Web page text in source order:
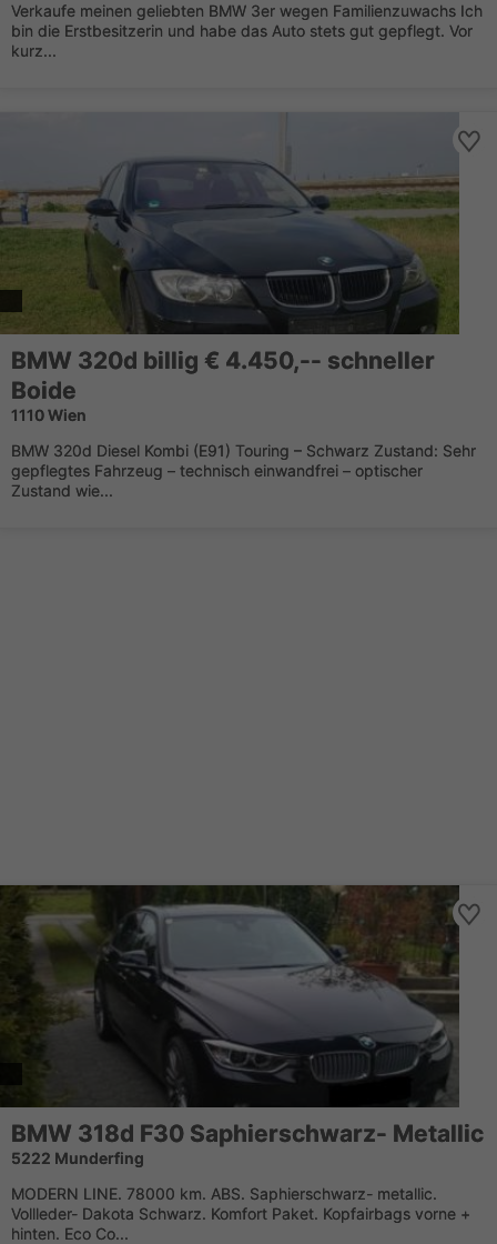
Verkaufe meinen geliebten BMW 3er wegen Familienzuwachs Ich
bin die Erstbesitzerin und habe das Auto stets gut gepflegt. Vor
kurz...
BMW 320d billig € 4.450,-- schneller
Boide
1110 Wien
BMW 320d Diesel Kombi (E91) Touring – Schwarz Zustand: Sehr
gepflegtes Fahrzeug – technisch einwandfrei – optischer
Zustand wie...
BMW 318d F30 Saphierschwarz- Metallic
5222 Munderfing
MODERN LINE. 78000 km. ABS. Saphierschwarz- metallic.
Vollleder- Dakota Schwarz. Komfort Paket. Kopfairbags vorne +
hinten. Eco Co...